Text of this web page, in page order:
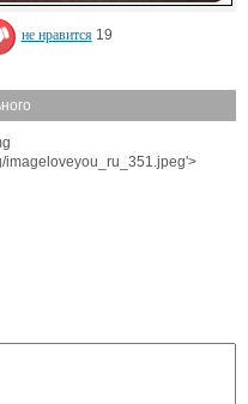
не нравится 19
imageloveyou_ru_351.jpeg'>